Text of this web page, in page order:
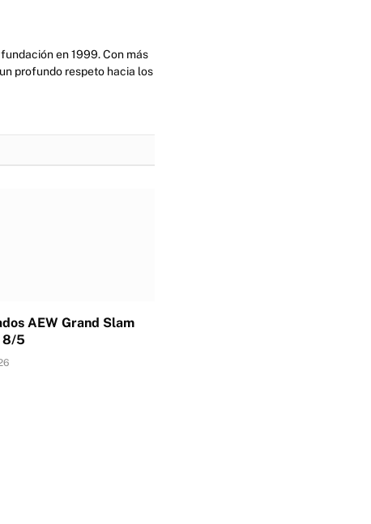
en 1999. Con más
profundo respeto hacia los
AEW Grand Slam
8/5